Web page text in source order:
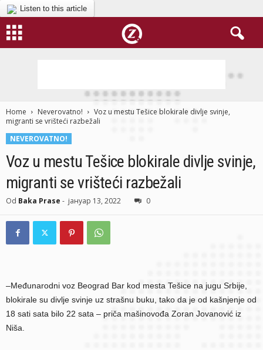
Listen to this article
Home Neverovatno!
Voz u mestu Tešice blokirale divlje svinje,
migranti se vrišteći razbežali
NEVEROVATNO!
Voz u mestu Tešice blokirale divlje svinje,
migranti se vrišteći razbežali
Od Baka Prase - јануар 13, 2022 0
–Međunarodni voz Beograd Bar kod mesta Tešice na jugu Srbije,
blokirale su divlje svinje uz strašnu buku, tako da je od kašnjenje od
18 sati sata bilo 22 sata – priča mašinovođa Zoran Jovanović iz
Niša.